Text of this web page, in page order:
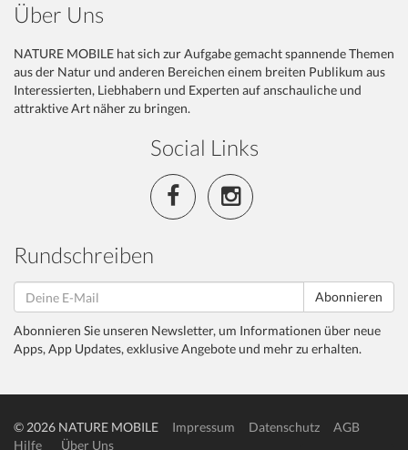
Über Uns
NATURE MOBILE hat sich zur Aufgabe gemacht spannende Themen
aus der Natur und anderen Bereichen einem breiten Publikum aus
Interessierten, Liebhabern und Experten auf anschauliche und
attraktive Art näher zu bringen.
Social Links
Rundschreiben
Abonnieren
Abonnieren Sie unseren Newsletter, um Informationen über neue
Apps, App Updates, exklusive Angebote und mehr zu erhalten.
© 2026 NATURE MOBILE Impressum Datenschutz
AGB
Hilfe
Über Uns